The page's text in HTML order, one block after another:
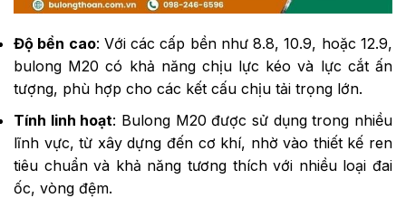
Độ bền cao: Với các cấp bền như 8.8, 10.9, hoặc 12.9,
bulong M20 có khả năng chịu lực kéo và lực cắt ấn
tượng, phù hợp cho các kết cấu chịu tải trọng lớn.
Tính linh hoạt: Bulong M20 được sử dụng trong nhiều
lĩnh vực, từ xây dựng đến cơ khí, nhờ vào thiết kế ren
tiêu chuẩn và khả năng tương thích với nhiều loại đai
ốc, vòng đệm.